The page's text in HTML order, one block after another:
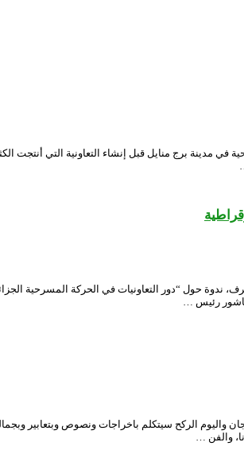
برج منايل قبل إنشاء التعاونية التي أنتجت
ضمن الدورة الـ14 للمهرجان الوطني للمسرح المحترف، ندوة حول “دور
رئيس …
واليوم الركح سيتكلم باخراجات ونصوص وبتعابير
والفن …